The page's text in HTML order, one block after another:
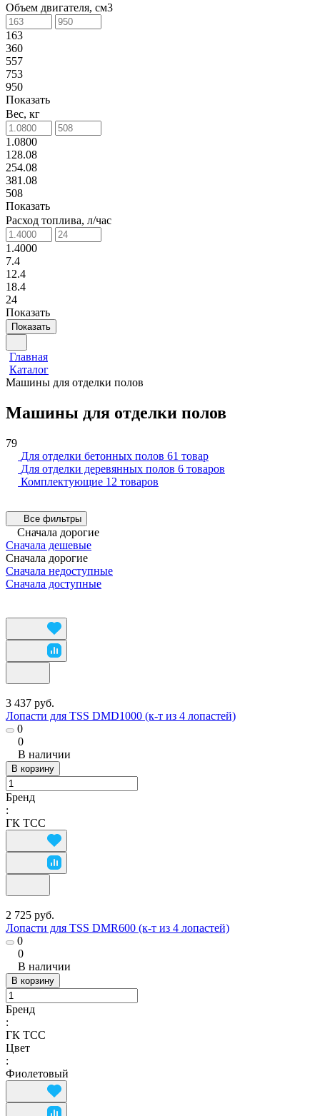
Объем двигателя, см3
163
360
557
753
950
Показать
Вес, кг
1.0800
128.08
254.08
381.08
508
Показать
Расход топлива, л/час
1.4000
7.4
12.4
18.4
24
Показать
Показать
Главная
Каталог
Машины для отделки полов
Машины для отделки полов
79
Для отделки бетонных полов 61 товар
Для отделки деревянных полов 6 товаров
Комплектующие 12 товаров
Все фильтры
Сначала дорогие
Сначала дешевые
Сначала дорогие
Сначала недоступные
Сначала доступные
3 437 руб.
Лопасти для TSS DMD1000 (к-т из 4 лопастей)
0
0
В наличии
В корзину
Бренд
:
ГК ТСС
2 725 руб.
Лопасти для TSS DMR600 (к-т из 4 лопастей)
0
0
В наличии
В корзину
Бренд
:
ГК ТСС
Цвет
:
Фиолетовый